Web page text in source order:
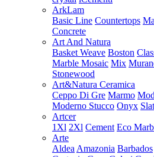
ArkLam
Basic Line Countertops
Concrete
Art And Natura
Basket Weave Boston
Marble Mosaic Mix
Stonewood
Art&Natura Ceramica
Ceppo Di Gre Marmo
Moderno Stucco Onyx
Artcer
1Xl 2Xl Cement Eco
Arte
Aldea Amazonia Barbados